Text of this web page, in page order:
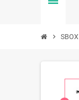
chevron_right